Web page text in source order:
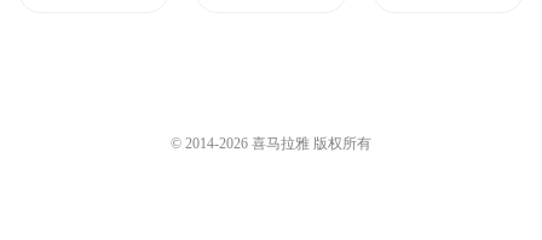
© 2014-2026 喜马拉雅 版权所有